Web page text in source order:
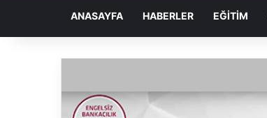
ANASAYFA HABERLER EĞITIM